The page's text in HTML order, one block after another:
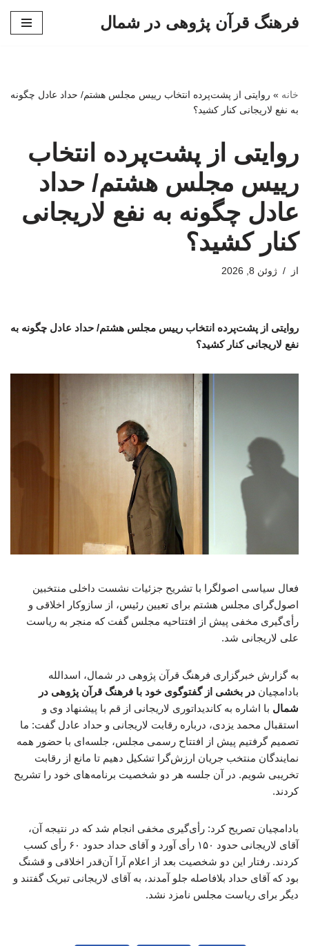
فرهنگ قرآن پژوهی در شمال
خانه » روایتی از پشت‌پرده انتخاب رییس مجلس هشتم/ حداد عادل چگونه
به نفع لاریجانی کنار کشید؟
روایتی از پشت‌پرده انتخاب
رییس مجلس هشتم/ حداد
عادل چگونه به نفع لاریجانی
کنار کشید؟
از ژوئن 8, 2026
روایتی از پشت‌پرده انتخاب رییس مجلس هشتم/ حداد عادل چگونه به
نفع لاریجانی کنار کشید؟
فعال سیاسی اصولگرا با تشریح جزئیات نشست داخلی منتخبین
اصول‌گرای مجلس هشتم برای تعیین رئیس، از سازوکار اخلاقی و
رأی‌گیری مخفی پیش از افتتاحیه مجلس گفت که منجر به ریاست
علی لاریجانی شد.
به گزارش خبرگزاری فرهنگ قرآن پژوهی در شمال، اسدالله
بادامچیان در بخشی از گفت­وگوی خود با فرهنگ قرآن پژوهی در
شمال با اشاره به کاندیداتوری لاریجانی از قم با پیشنهاد وی و
استقبال محمد یزدی، درباره رقابت لاریجانی و حداد عادل گفت: ما
تصمیم گرفتیم پیش از افتتاح رسمی مجلس، جلسه‌ای با حضور همه
نمایندگان منتخب جریان ارزش‌گرا تشکیل دهیم تا مانع از رقابت
تخریبی شویم. در آن جلسه هر دو شخصیت برنامه‌های خود را تشریح
کردند.
بادامچیان تصریح کرد: رأی‌گیری مخفی انجام شد که در نتیجه آن،
آقای لاریجانی حدود ۱۵۰ رأی آورد و آقای حداد حدود ۶۰ رأی کسب
کردند. رفتار این دو شخصیت بعد از اعلام آرا آن‌قدر اخلاقی و قشنگ
بود که آقای حداد بلافاصله جلو آمدند، به آقای لاریجانی تبریک گفتند و
دیگر برای ریاست مجلس نامزد نشد.